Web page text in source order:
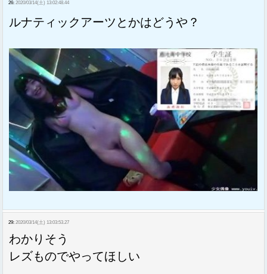
26: 2020/03/14(土) 13:02:48.44
ルナティックアーツとかはどうや？
29: 2020/03/14(土) 13:03:53.27
わかりそう
レズものでやってほしい